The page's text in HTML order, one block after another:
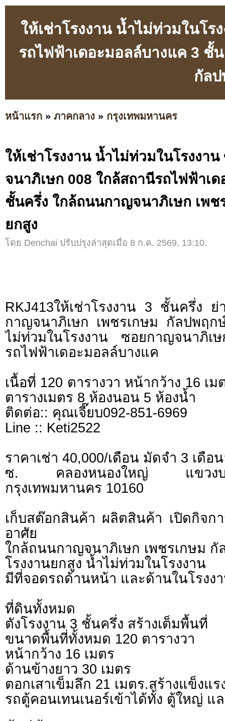
ให้เช่าโรงงาน น้ำไม่ท่วมในโ
รถไฟฟ้าเดอะมอลล์บางแค 3 ชั้
กัลป
หน้าแรก » ภาคกลาง » กรุงเทพมหานคร
ให้เช่าโรงงาน น้ำไม่ท่วมในโรงงา
จนาภิเษก 008 ใกล้สถานีรถไฟฟ้าเ
ชั้นครึ่ง ใกล้ถนนกาญจนาภิเษก เพช
ยกสูง
โดย Denchai ปรับปรุงล่าสุดเมื่อ 8 ก.ค. 2569, 13:10.
RKJ413ให้เช่าโรงงาน 3 ชั้นครึ่ง
กาญจนาภิเษก เพชรเกษม กัลปพฤก
ไม่ท่วมในโรงงาน ซอยกาญจนาภิ
รถไฟฟ้าเดอะมอลล์บางแค
เนื้อที่ 120 ตารางวา หน้ากว้าง 16 เ
ตารางเมตร 8 ห้องนอน 5 ห้องน้ำ
ติดต่อ:: คุณเจี๊ยบ092-851-6969
Line :: Keti2522
ราคาเช่า 40,000/เดือน มัดจำ 3 เดือ
ซ. คลองหนองใหญ่ แขวง
กรุงเทพมหานคร 10160
เก็บสต๊อกสินค้า ผลิตสินค้า เปิดกิจก
อาศัย
ใกล้ถนนกาญจนาภิเษก เพชรเกษม กั
โรงงานยกสูง น้ำไม่ท่วมในโรงงาน
มีที่จอดรถด้านหน้า และด้านในโรงง
ที่ดินทั้งหมด
ตังโรงงาน 3 ชั้นครึ่ง สร้างเต็มพื้นที่
ขนาดพื้นที่ทั้งหมด 120 ตารางวา
หน้ากว้าง 16 เมตร
ด้านข้างยาว 30 เมตร
ตอกเสาเข็มลึก 21 เมตร.สร้างแข็งแร
รถตู้คอนเทนเนอร์เข้าได้ทั้ง ตู้ใหญ่ แ